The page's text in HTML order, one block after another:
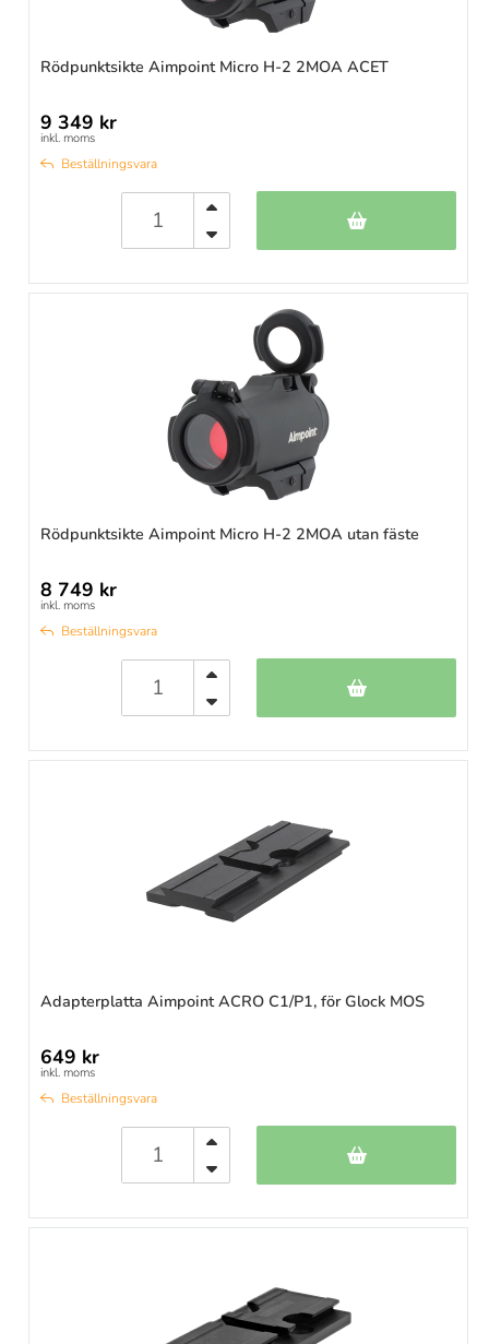
Rödpunktsikte Aimpoint Micro H-2 2MOA ACET
9 349 kr
inkl. moms
Beställningsvara
Rödpunktsikte Aimpoint Micro H-2 2MOA utan fäste
8 749 kr
inkl. moms
Beställningsvara
Adapterplatta Aimpoint ACRO C1/P1, för Glock MOS
649 kr
inkl. moms
Beställningsvara